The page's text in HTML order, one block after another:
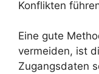
Konflikten
Eine gute
vermeiden, ist
Zugangsdaten